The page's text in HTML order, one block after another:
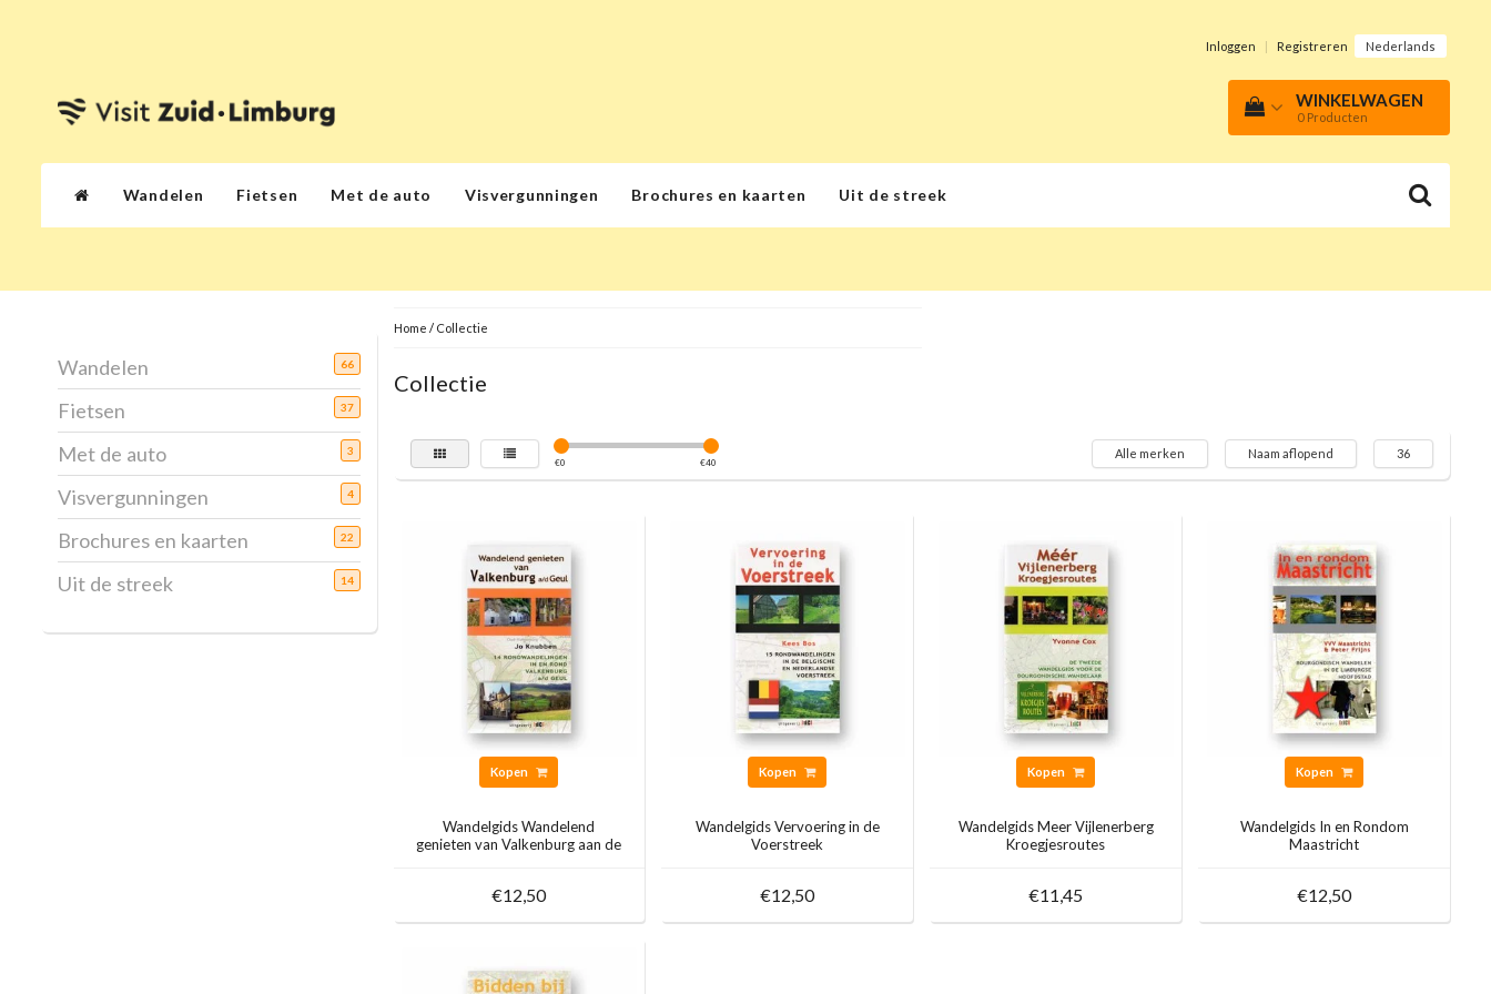
Inloggen | Registreren Nederlands
WINKELWAGEN
0 Producten
Wandelen Fietsen Met de auto Visvergunningen Brochures en kaarten Uit de streek
Wandelen 66
Fietsen 37
Met de auto 3
Visvergunningen 4
Brochures en kaarten 22
Uit de streek 14
Home / Collectie
Collectie
€0 €40
Alle merken Naam aflopend 36
Kopen
Wandelgids Wandelend
genieten van Valkenburg aan de
€12,50
Kopen
Wandelgids Vervoering in de
Voerstreek
€12,50
Kopen
Wandelgids Meer Vijlenerberg
Kroegjesroutes
€11,45
Kopen
Wandelgids In en Rondom
Maastricht
€12,50